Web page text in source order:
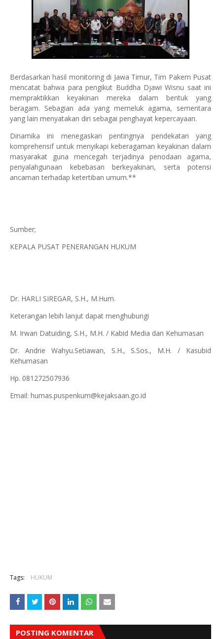
Berdasarkan hasil monitoring di Jawa Timur, Tim Pakem Pusat
mencatat bahwa para pengikut Buddha Djawi Wisnu saat ini
mempraktikkan keyakinan mereka dalam bentuk yang
beragam. Sebagian ada yang memeluk agama, sementara
yang lain menyatakan diri sebagai penghayat kepercayaan.
Dinamika ini menegaskan pentingnya pendekatan yang
komprehensif untuk menyikapi keberagaman keyakinan dalam
masyarakat guna mencegah terjadinya penodaan agama,
penyalahgunaan kebebasan berkeyakinan, serta potensi
ancaman terhadap ketertiban umum.**
Sumber;
KEPALA PUSAT PENERANGAN HUKUM
Dr. HARLI SIREGAR, S.H., M.Hum.
Keterangan lebih lanjut dapat menghubungi
M. Irwan Datuiding, S.H., M.H. / Kabid Media dan Kehumasan
Dr. Andrie Wahyu.Setiawan, S.H., S.Sos., M.H. / Kasubid
Kehumasan
Hp. 081272507936
Email: humas.puspenkum@kejaksaan.go.id
Tags: HUKUM
POSTING KOMENTAR